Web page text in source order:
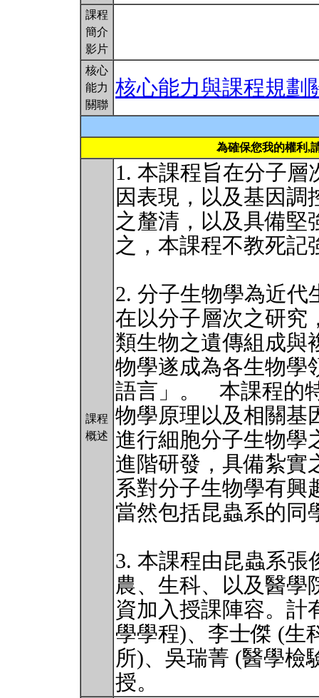
課程
簡介
影片
核心
能力
關聯
核心能力與課程規劃
為確保您我的權利,
課程
概述
1. 本課程旨在分子
因表現，以及基因調
之釐清，以及具備堅
之，本課程不教死記
2. 分子生物學為近代
在以分子層次之研究
類生物之遺傳組成與
物學遂成為各生物學
語言」。 本課程的
物學原理以及相關基
進行細胞分子生物學
進階研發，具備紮
系對分子生物學有興
當然包括昆蟲系的同
3. 本課程由昆蟲系張
農、生科、以及醫學
資加入授課陣容。計
學學程)、李士傑 (生
所)、吳瑞菁 (醫學檢
授。